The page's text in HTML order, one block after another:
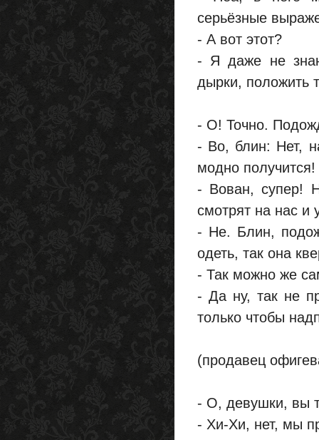
серьёзные
- А вот этот?
- Я даже не
дырки, положить
- О! Точно.
- Во, блин: Нет,
модно получится!
- Вован, супер!
смотрят на нас
- Не. Блин,
одеть, так она
- Так можно же
- Да ну, так не
только чтобы
(продавец
- О, девушки, вы
- Хи-Хи, нет, мы